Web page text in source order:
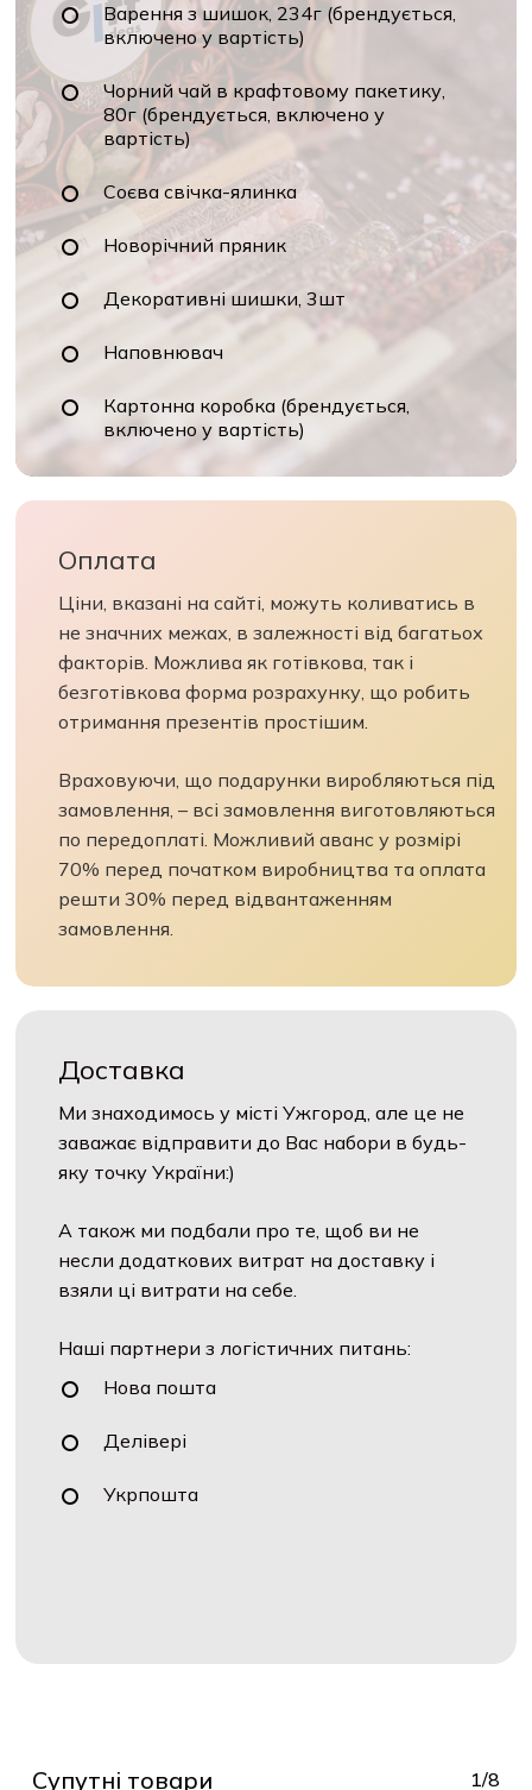
Варення з шишок, 234г (брендується,
включено у вартість)
Чорний чай в крафтовому пакетику,
80г (брендується, включено у
вартість)
Соєва свічка-ялинка
Новорічний пряник
Декоративні шишки, 3шт
Наповнювач
Картонна коробка (брендується,
включено у вартість)
Оплата
Ціни, вказані на сайті, можуть коливатись в
не значних межах, в залежності від багатьох
факторів. Можлива як готівкова, так і
безготівкова форма розрахунку, що робить
отримання презентів простішим.
Враховуючи, що подарунки виробляються під
замовлення, – всі замовлення виготовляються
по передоплаті. Можливий аванс у розмірі
70% перед початком виробництва та оплата
решти 30% перед відвантаженням
замовлення.
Доставка
Ми знаходимось у місті Ужгород, але це не
заважає відправити до Вас набори в будь-
яку точку України:)
А також ми подбали про те, щоб ви не
несли додаткових витрат на доставку і
взяли ці витрати на себе.
Наші партнери з логістичних питань:
Нова пошта
Делівері
Укрпошта
Супутні товари 1/8